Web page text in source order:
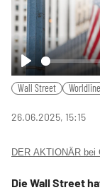
Play
Wall Street Worldline
26.06.2025, 15:15
DER AKTIONÄR bei
Die Wall Street